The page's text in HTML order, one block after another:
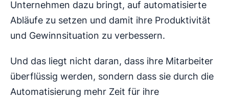
Unternehmen dazu bringt, auf automatisierte
Abläufe zu setzen und damit ihre Produktivität
und Gewinnsituation zu verbessern.
Und das liegt nicht daran, dass ihre Mitarbeiter
überflüssig werden, sondern dass sie durch die
Automatisierung mehr Zeit für ihre